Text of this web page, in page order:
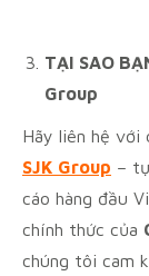
TẠI SAO
Group
Hãy liên hệ với
SJK Group –
cáo hàng đầu
chính thức của
chúng tôi cam